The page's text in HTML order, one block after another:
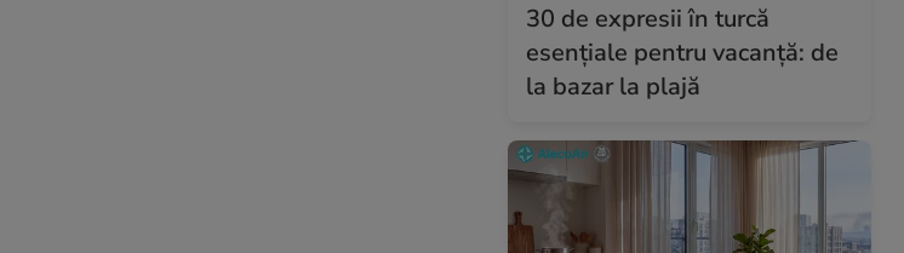
30 de expresii în turcă
esențiale pentru vacanță: de
la bazar la plajă